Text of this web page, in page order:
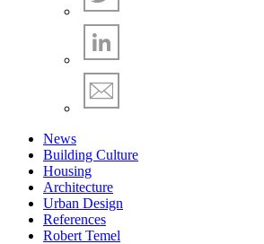
News
Building Culture
Housing
Architecture
Urban Design
References
Robert Temel